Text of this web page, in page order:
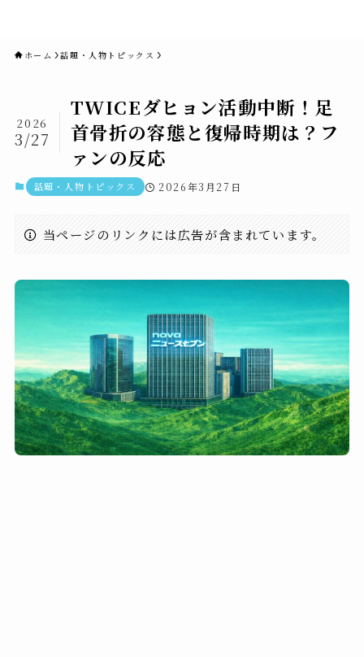
ホーム 話題・人物トピックス
TWICEダヒョン活動中断！足
首骨折の容態と復帰時期は？フ
ァンの反応
2026
3/27
話題・人物トピックス 2026年3月27日
当ページのリンクには広告が含まれています。